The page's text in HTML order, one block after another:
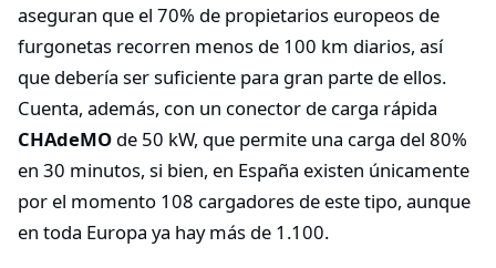
aseguran que el 70% de propietarios europeos de
furgonetas recorren menos de 100 km diarios, así
que debería ser suficiente para gran parte de ellos.
Cuenta, además, con un conector de carga rápida
CHAdeMO de 50 kW, que permite una carga del 80%
en 30 minutos, si bien, en España existen únicamente
por el momento 108 cargadores de este tipo, aunque
en toda Europa ya hay más de 1.100.